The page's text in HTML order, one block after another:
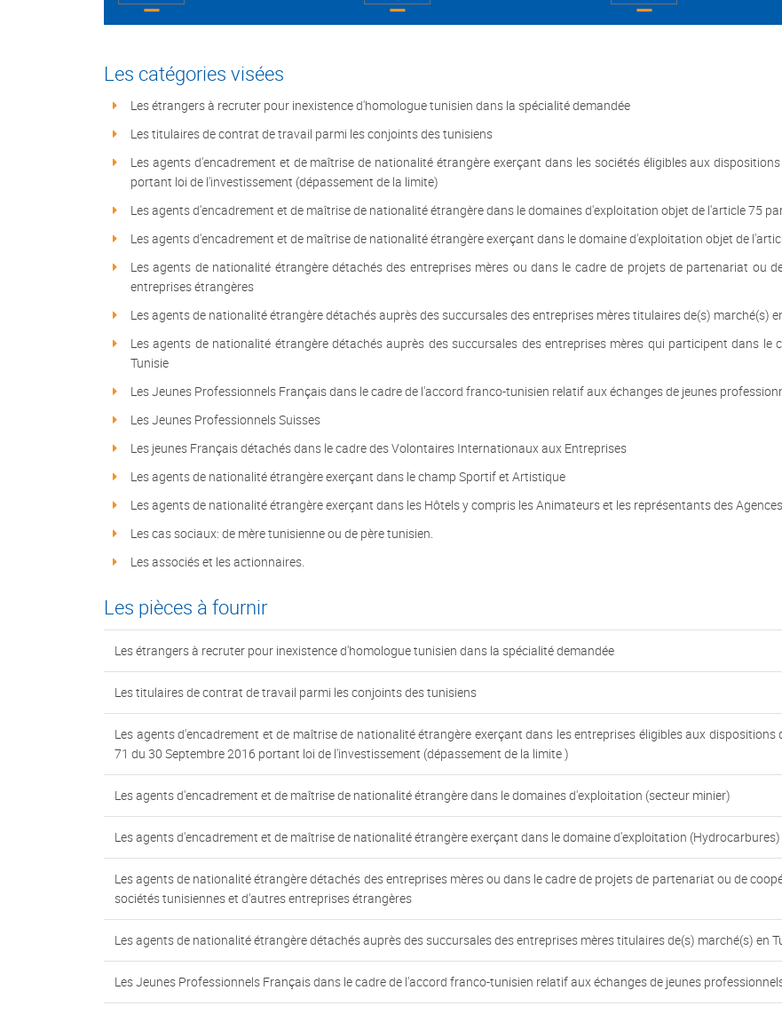
Les catégories visées
Les étrangers à recruter pour inexistence d'homologue tunisien dans la spécialité demandée
Les titulaires de contrat de travail parmi les conjoints des tunisiens
Les agents d'encadrement et de maîtrise de nationalité étrangère exerçant dans les sociétés éligibles aux
portant loi de l'investissement (dépassement de la limite)
Les agents d'encadrement et de maîtrise de nationalité étrangère dans le domaines d'exploitation objet de l'article 75
Les agents d'encadrement et de maîtrise de nationalité étrangère exerçant dans le domaine d'exploitation objet de
Les agents de nationalité étrangère détachés des entreprises mères ou dans le cadre de projets de partenariat ou
entreprises étrangères
Les agents de nationalité étrangère détachés auprès des succursales des entreprises mères titulaires de(s) marché(s)
Les agents de nationalité étrangère détachés auprès des succursales des entreprises mères qui participent dans le
Tunisie
Les Jeunes Professionnels Français dans le cadre de l'accord franco-tunisien relatif aux échanges de jeunes
Les Jeunes Professionnels Suisses
Les jeunes Français détachés dans le cadre des Volontaires Internationaux aux Entreprises
Les agents de nationalité étrangère exerçant dans le champ Sportif et Artistique
Les agents de nationalité étrangère exerçant dans les Hôtels y compris les Animateurs et les représentants des
Les cas sociaux: de mère tunisienne ou de père tunisien.
Les associés et les actionnaires.
Les pièces à fournir
Les étrangers à recruter pour inexistence d'homologue tunisien dans la spécialité demandée
Les titulaires de contrat de travail parmi les conjoints des tunisiens
Les agents d'encadrement et de maîtrise de nationalité étrangère exerçant dans les entreprises éligibles aux dispositions
71 du 30 Septembre 2016 portant loi de l'investissement (dépassement de la limite )
Les agents d'encadrement et de maîtrise de nationalité étrangère dans le domaines d'exploitation (secteur minier)
Les agents d'encadrement et de maîtrise de nationalité étrangère exerçant dans le domaine d'exploitation (Hydrocarbures)
Les agents de nationalité étrangère détachés des entreprises mères ou dans le cadre de projets de partenariat ou de
sociétés tunisiennes et d'autres entreprises étrangères
Les agents de nationalité étrangère détachés auprès des succursales des entreprises mères titulaires de(s) marché(s) en
Les Jeunes Professionnels Français dans le cadre de l'accord franco-tunisien relatif aux échanges de jeunes